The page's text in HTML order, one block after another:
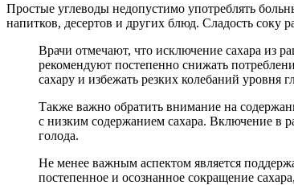
Простые углеводы недопустимо употреблять
напитков, десертов и других блюд. Сладость соку
Врачи отмечают, что исключение сахара из
рекомендуют постепенно снижать
сахару и избежать резких колебаний уровня
Также важно обратить внимание на
с низким содержанием сахара. Включение в
голода.
Не менее важным аспектом является
постепенное и осознанное сокращение